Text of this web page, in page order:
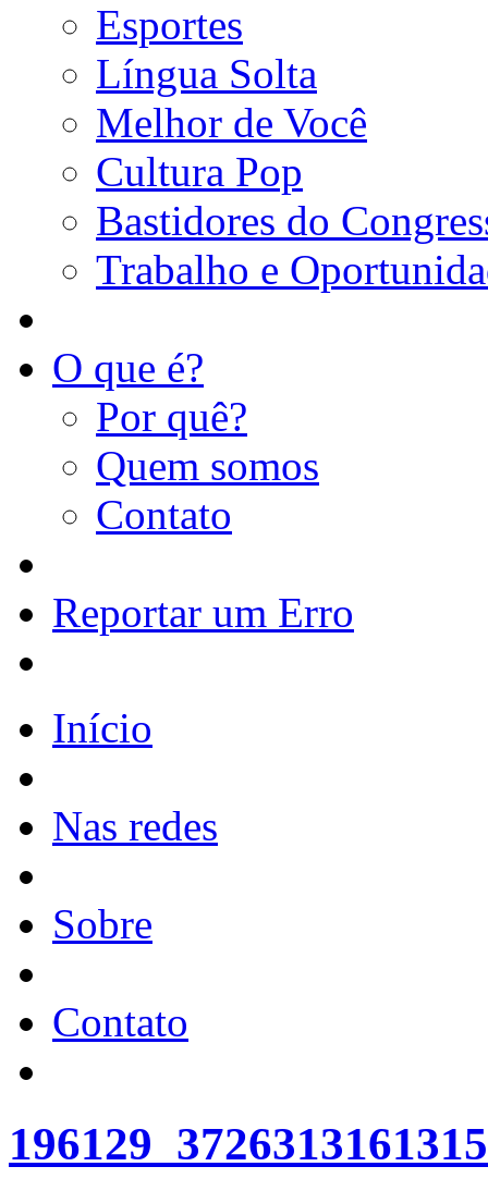
Esportes
Língua Solta
Melhor de Você
Cultura Pop
Bastidores do
Trabalho e
O que é?
Por quê?
Quem somos
Contato
Reportar um Erro
Início
Nas redes
Sobre
Contato